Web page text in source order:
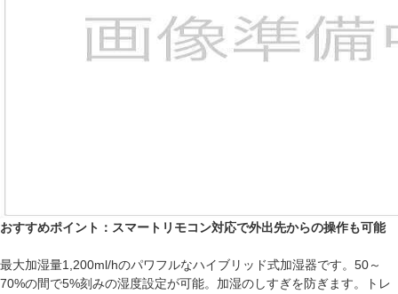
おすすめポイント：スマートリモコン対応で外出先からの操作も可能
最大加湿量1,200ml/hのパワフルなハイブリッド式加湿器です。50～
70%の間で5%刻みの湿度設定が可能。加湿のしすぎを防ぎます。トレ